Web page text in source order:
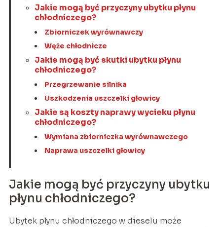
Jakie mogą być przyczyny ubytku płynu
chłodniczego?
Zbiorniczek wyrównawczy
Węże chłodnicze
Jakie mogą być skutki ubytku płynu
chłodniczego?
Przegrzewanie silnika
Uszkodzenia uszczelki głowicy
Jakie są koszty naprawy wycieku płynu
chłodniczego?
Wymiana zbiorniczka wyrównawczego
Naprawa uszczelki głowicy
Jakie mogą być przyczyny ubytku
płynu chłodniczego?
Ubytek płynu chłodniczego w dieselu może